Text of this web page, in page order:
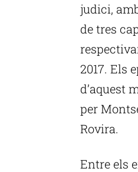
judici,
de tres
2017. Els
d’aquest
per
Rovira.
Entre els